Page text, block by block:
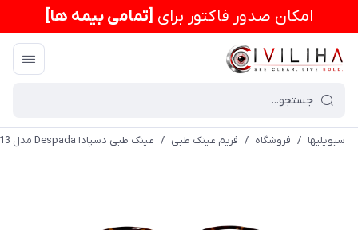
امكان صدور فاکتور برای [تمامی بیمه ها]
سیویلیها / فروشگاه / فریم عینک طبی / عینک طبی دسپادا Despada مدل DSC 5013